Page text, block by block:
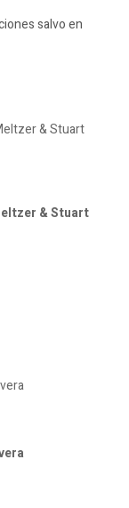
salvo en
& Stuart